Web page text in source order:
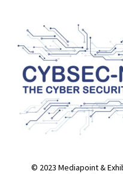
© 2023 Mediapoint &